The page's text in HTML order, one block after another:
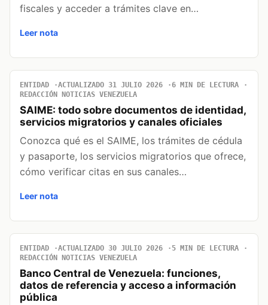
fiscales y acceder a trámites clave en…
Leer nota
ENTIDAD ACTUALIZADO 31 JULIO 2026
6 MIN DE LECTURA
REDACCIÓN NOTICIAS VENEZUELA
SAIME: todo sobre documentos de identidad,
servicios migratorios y canales oficiales
Conozca qué es el SAIME, los trámites de cédula
y pasaporte, los servicios migratorios que ofrece,
cómo verificar citas en sus canales…
Leer nota
ENTIDAD ACTUALIZADO 30 JULIO 2026
5 MIN DE LECTURA
REDACCIÓN NOTICIAS VENEZUELA
Banco Central de Venezuela: funciones,
datos de referencia y acceso a información
pública